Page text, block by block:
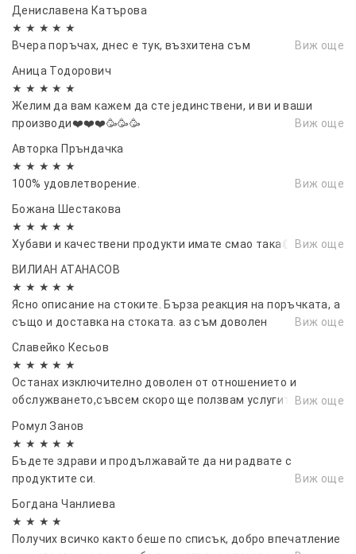
Дениславена Катърова
★ ★ ★ ★ ★
Вчера поръчах, днес е тук, възхитена съм
Виж още
Аница Тодорович
★ ★ ★ ★ ★
Желим да вам кажем да сте јединствени, и ви и ваши
производи❤️❤️❤️🥳🥳🥳
Виж още
Авторка Пръндачка
★ ★ ★ ★ ★
100% удовлетворение.
Виж още
Божана Шестакова
★ ★ ★ ★ ★
Хубави и качествени продукти имате смао така👏🙌Виж още
ВИЛИАН АТАНАСОВ
★ ★ ★ ★ ★
Ясно описание на стоките. Бърза реакция на поръчката, а
също и доставка на стоката. аз съм доволен
Виж още
Славейко Кесьов
★ ★ ★ ★ ★
Останах изключително доволен от отношението и
обслужването,съвсем скоро ще ползвам услугите виВиж още
Ромул Занов
★ ★ ★ ★ ★
Бъдете здрави и продължавайте да ни радвате с
продуктите си.
Виж още
Богдана Чанлиева
★ ★ ★ ★
Получих всичко както беше по списък, добро впечатление